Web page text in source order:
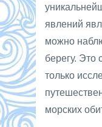
явлений
можно
берегу. Это
только
морских